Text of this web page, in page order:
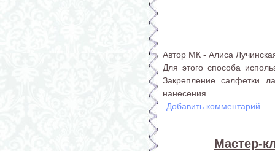
Автор МК - Алиса
Для этого способа
Закрепление салфетки
нанесения.
Добавить комментарий
Мастер-